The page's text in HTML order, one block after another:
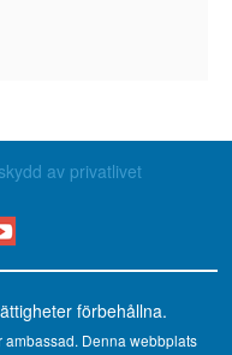
av privatlivet
förbehållna.
Denna webbplats